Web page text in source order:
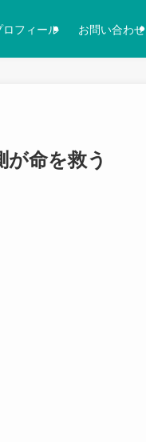
ロフィール お問い合わせ
命を救う